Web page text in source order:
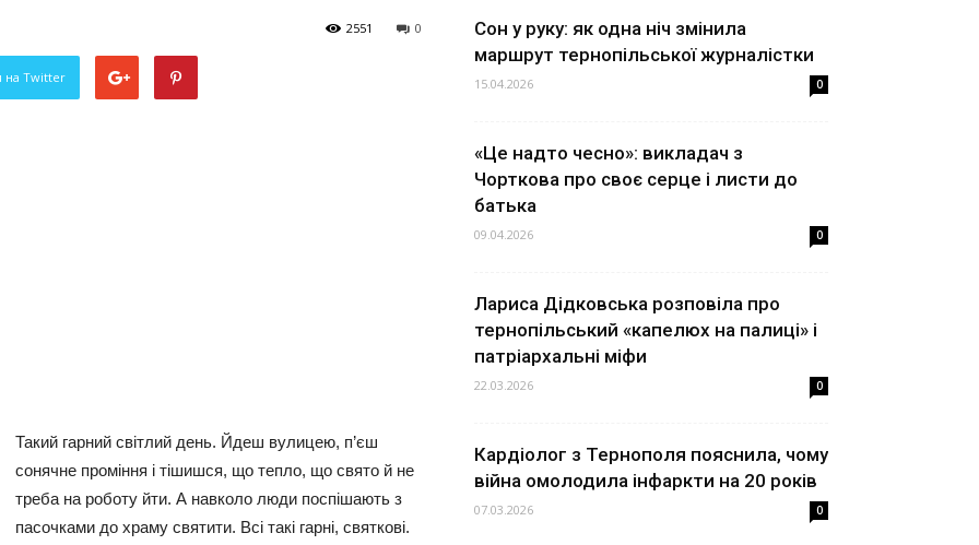
0
2551
на Twitter
Такий гарний світлий день. Йдеш вулицею, п’єш
сонячне проміння і тішишся, що тепло, що свято й не
треба на роботу йти. А навколо люди поспішають з
пасочками до храму святити. Всі такі гарні, святкові.
Сон у руку: як одна ніч змінила
маршрут тернопільської журналістки
15.04.2026 0
«Це надто чесно»: викладач з
Чорткова про своє серце і листи до
батька
09.04.2026 0
Лариса Дідковська розповіла про
тернопільський «капелюх на палиці» і
патріархальні міфи
22.03.2026 0
Кардіолог з Тернополя пояснила, чому
війна омолодила інфаркти на 20 років
07.03.2026 0